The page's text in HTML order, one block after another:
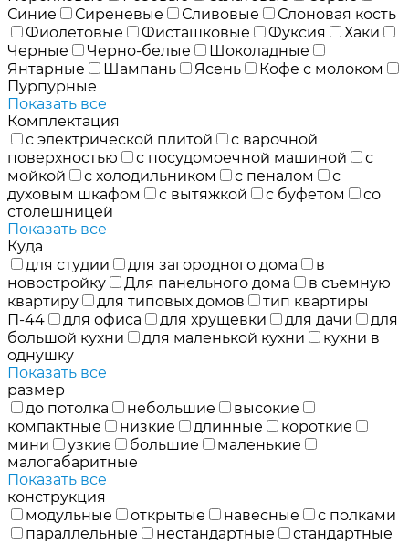
Синие
Сиреневые Сливовые
Слоновая кость
Фиолетовые
Фисташковые Фуксия
Хаки
Черные
Черно-белые
Шоколадные
Янтарные
Шампань Ясень
Кофе с молоком
Пурпурные
Показать все
Комплектация
с электрической плитой
с варочной
поверхностью
с посудомоечной машиной
с
мойкой
с холодильником с пеналом
с
духовым шкафом
с вытяжкой с буфетом
со
столешницей
Показать все
Куда
для студии
для загородного дома
в
новостройку
Для панельного дома
в съемную
квартиру
для типовых домов
тип квартиры
П-44
для офиса для хрущевки для дачи
для
большой кухни
для маленькой кухни
кухни в
однушку
Показать все
размер
до потолка
небольшие
высокие
компактные
низкие длинные
короткие
мини
узкие большие
маленькие
малогабаритные
Показать все
конструкция
модульные
открытые навесные
с полками
параллельные
нестандартные
стандартные